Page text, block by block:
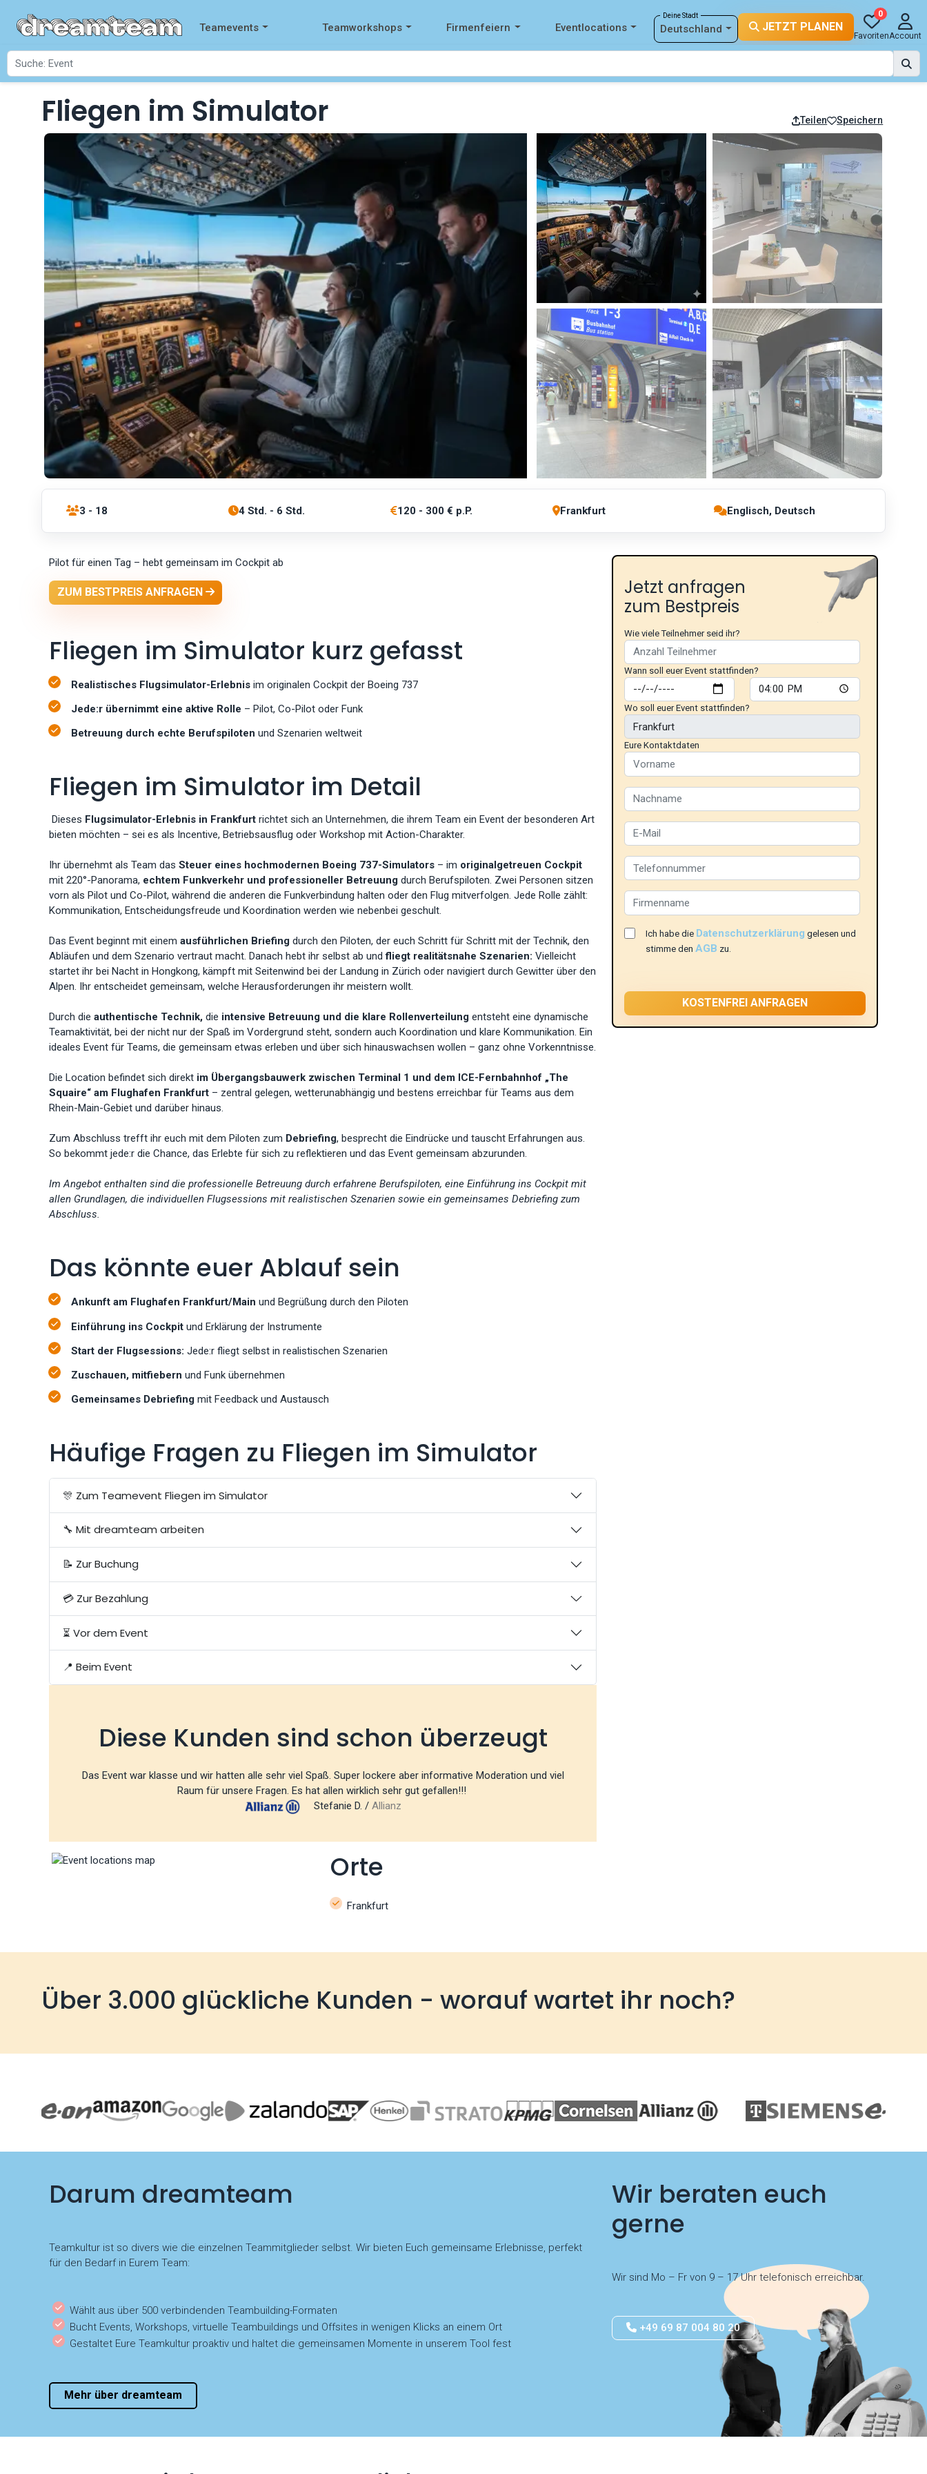
Teamevents Teamworkshops Firmenfeiern Eventlocations
Deine Stadt
Deutschland JETZT PLANEN
0
FavoritenAccount
Startseite Events Fliegen im Simulator
Fliegen im Simulator Teilen Speichern
3 - 18 4 Std. - 6 Std. 120 - 300 € p.P. Frankfurt Englisch, Deutsch
Pilot für einen Tag – hebt gemeinsam im Cockpit ab
ZUM BESTPREIS ANFRAGEN
Fliegen im Simulator kurz gefasst
Realistisches Flugsimulator-Erlebnis im originalen Cockpit der Boeing 737
Jede:r übernimmt eine aktive Rolle – Pilot, Co-Pilot oder Funk
Betreuung durch echte Berufspiloten und Szenarien weltweit
Fliegen im Simulator im Detail
Dieses Flugsimulator-Erlebnis in Frankfurtrichtet sich an Unternehmen, die ihrem Team ein Event der besonderen Art
bieten möchten – sei es als Incentive, Betriebsausflug oder Workshop mit Action-Charakter.
Ihr übernehmt als Team dasSteuer eines hochmodernen Boeing 737-Simulators – im originalgetreuen Cockpit
mit 220°-Panorama, echtem Funkverkehr und professioneller Betreuungdurch Berufspiloten. Zwei Personen sitzen
vorn als Pilot und Co-Pilot, während die anderen die Funkverbindung halten oder den Flug mitverfolgen. Jede Rolle zählt:
Kommunikation, Entscheidungsfreude und Koordination werden wie nebenbei geschult.
Das Event beginnt mit einemausführlichen Briefingdurch den Piloten, der euch Schritt für Schritt mit der Technik, den
Abläufen und dem Szenario vertraut macht. Danach hebt ihr selbst ab und fliegt realitätsnahe Szenarien:Vielleicht
startet ihr bei Nacht in Hongkong, kämpft mit Seitenwind bei der Landung in Zürich oder navigiert durch Gewitter über den
Alpen. Ihr entscheidet gemeinsam, welche Herausforderungen ihr meistern wollt.
Durch dieauthentische Technik,die intensive Betreuung und die klare Rollenverteilung entsteht eine dynamische
Teamaktivität, bei der nicht nur der Spaß im Vordergrund steht, sondern auch Koordination und klare Kommunikation. Ein
ideales Event für Teams, die gemeinsam etwas erleben und über sich hinauswachsen wollen – ganz ohne Vorkenntnisse.
Die Location befindet sich direkt im Übergangsbauwerk zwischen Terminal 1 und dem ICE-Fernbahnhof „The
Squaire“ am Flughafen Frankfurt – zentral gelegen, wetterunabhängig und bestens erreichbar für Teams aus dem
Rhein-Main-Gebiet und darüber hinaus.
Zum Abschluss trefft ihr euch mit dem Piloten zum Debriefing, besprecht die Eindrücke und tauscht Erfahrungen aus.
So bekommt jede:r die Chance, das Erlebte für sich zu reflektieren und das Event gemeinsam abzurunden.
Im Angebot enthalten sind die professionelle Betreuung durch erfahrene Berufspiloten, eine Einführung ins Cockpit mit
allen Grundlagen, die individuellen Flugsessions mit realistischen Szenarien sowie ein gemeinsames Debriefing zum
Abschluss.
Das könnte euer Ablauf sein
Ankunft am Flughafen Frankfurt/Main und Begrüßung durch den Piloten
Einführung ins Cockpit und Erklärung der Instrumente
Start der Flugsessions:Jede:r fliegt selbst in realistischen Szenarien
Zuschauen, mitfiebernund Funk übernehmen
Gemeinsames Debriefing mit Feedback und Austausch
Häufige Fragen zu Fliegen im Simulator
🎊 Zum Teamevent Fliegen im Simulator
🔧 Mit dreamteam arbeiten
📝 Zur Buchung
💳 Zur Bezahlung
⏳ Vor dem Event
📍 Beim Event
Diese Kunden sind schon überzeugt
Das Event war klasse und wir hatten alle sehr viel Spaß. Super lockere aber informative Moderation und viel
Raum für unsere Fragen. Es hat allen wirklich sehr gut gefallen!!!
Stefanie D. / Allianz
Orte
Frankfurt
Jetzt anfragen
zum Bestpreis
Wie viele Teilnehmer seid ihr?
Wann soll euer Event stattfinden?
Wo soll euer Event stattfinden?
Eure Kontaktdaten
Ich habe die Datenschutzerklärung gelesen und
stimme denAGB zu.
Über 3.000 glückliche Kunden - worauf wartet ihr noch?
Darum dreamteam
Teamkultur ist so divers wie die einzelnen Teammitglieder selbst. Wir bieten Euch gemeinsame Erlebnisse, perfekt
für den Bedarf in Eurem Team:
Wählt aus über 500 verbindenden Teambuilding-Formaten
Bucht Events, Workshops, virtuelle Teambuildings und Offsites in wenigen Klicks an einem Ort
Gestaltet Eure Teamkultur proaktiv und haltet die gemeinsamen Momente in unserem Tool fest
Mehr über dreamteam
Wir beraten euch
gerne
Wir sind Mo – Fr von 9 – 17 Uhr telefonisch erreichbar.
+49 69 87 004 80 20